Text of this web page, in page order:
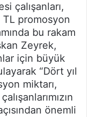
çalışanları,
promosyon
bu rakam
Zeyrek,
için büyük
“Dört yıl
miktarı,
önemli